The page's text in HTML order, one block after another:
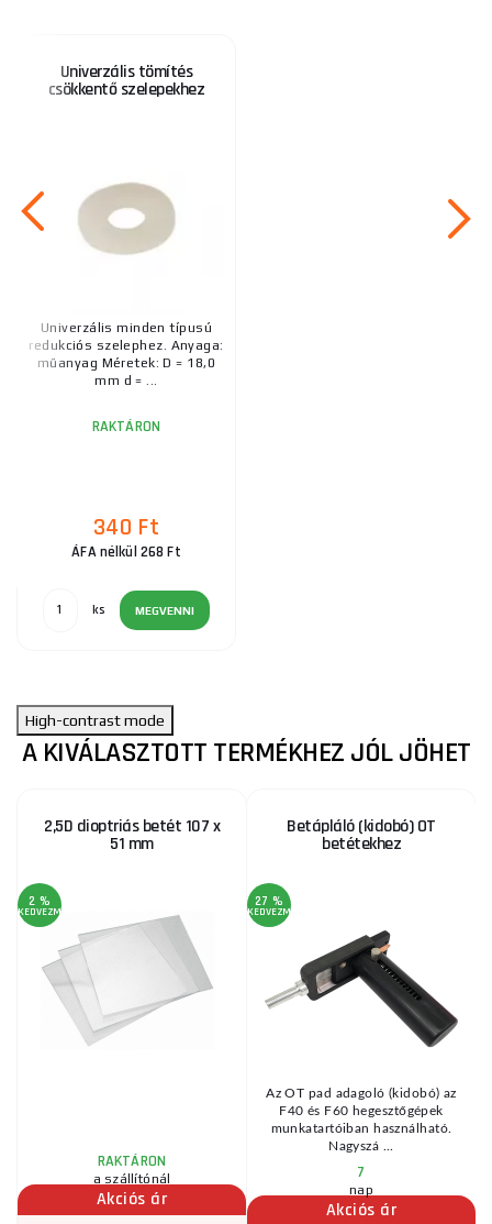
Univerzális tömítés
csökkentő szelepekhez
Univerzális minden típusú
redukciós szelephez. Anyaga:
műanyag Méretek: D = 18,0
mm d = ...
RAKTÁRON
340 Ft
ÁFA nélkül 268 Ft
ks MEGVENNI
High-contrast mode
A KIVÁLASZTOTT TERMÉKHEZ JÓL JÖHET
2,5D dioptriás betét 107 x
51 mm
2 %
KEDVEZMÉNY
RAKTÁRON
a szállítónál
Akciós ár
Betápláló (kidobó) OT
betétekhez
27 %
KEDVEZMÉNY
Az OT pad adagoló (kidobó) az
F40 és F60 hegesztőgépek
munkatartóiban használható.
Nagyszá ...
7
nap
Akciós ár